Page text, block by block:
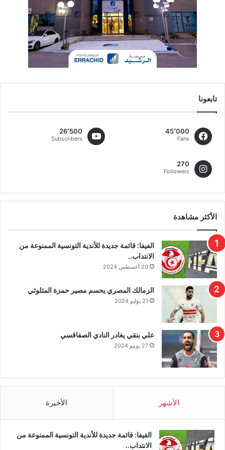
تابعونا
45٬000
Fans
26٬500
Subscribers
270
Followers
الأكثر مشاهدة
الفيفا: قائمة جديدة للأندية التونسية الممنوعة من
الانتداب..
20 أغسطس 2024
الزمالك المصري يحسم مصير حمزة المثلوثي
21 يوليو 2024
علي بنقي يغادر النادي الصفاقسي
27 يونيو 2024
الأشهر الأخيرة
الفيفا: قائمة جديدة للأندية التونسية الممنوعة من
الانتداب..